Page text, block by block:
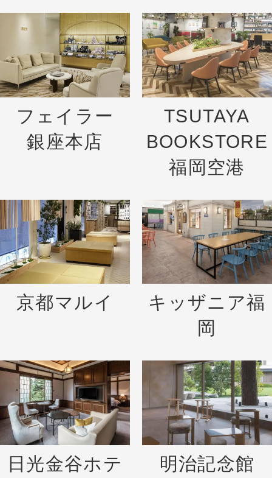
フェイラー
銀座本店
TSUTAYA
BOOKSTORE
福岡空港
京都マルイ
キッザニア福
岡
日光金谷ホテ
明治記念館